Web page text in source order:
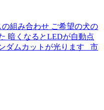
組み合わせ ご希望の犬の
暗くなるとLEDが自動点
ダムカットが光ります 市